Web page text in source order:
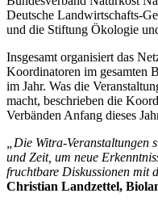
Deutsche Landwirtschafts-
und die Stiftung Ökologie
Insgesamt organisiert das
Koordinatoren im gesamten
im Jahr. Was die
macht, beschrieben die
Verbänden Anfang dieses
„Die Witra-Veranstaltungen
und Zeit, um neue
fruchtbare Diskussionen mit
Christian Landzettel,